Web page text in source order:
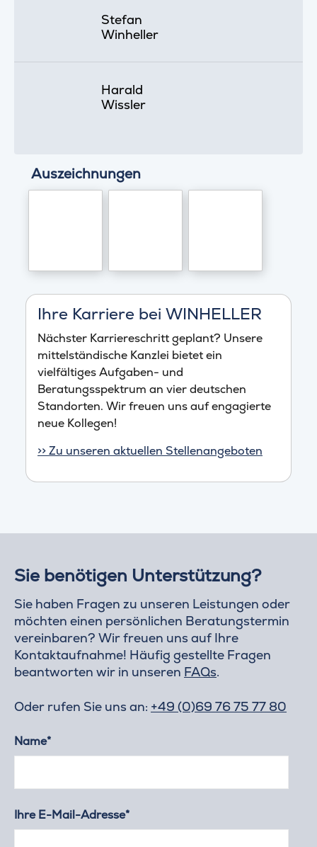
Stefan
Winheller
Harald
Wissler
Auszeichnungen
Ihre Karriere bei WINHELLER
Nächster Karriereschritt geplant? Unsere
mittelständische Kanzlei bietet ein
vielfältiges Aufgaben- und
Beratungsspektrum an vier deutschen
Standorten. Wir freuen uns auf engagierte
neue Kollegen!
>> Zu unseren aktuellen Stellenangeboten
Sie benötigen Unterstützung?
Sie haben Fragen zu unseren Leistungen oder
möchten einen persönlichen Beratungstermin
vereinbaren? Wir freuen uns auf Ihre
Kontaktaufnahme! Häufig gestellte Fragen
beantworten wir in unseren FAQs.
Oder rufen Sie uns an: +49 (0)69 76 75 77 80
Name*
Ihre E-Mail-Adresse*